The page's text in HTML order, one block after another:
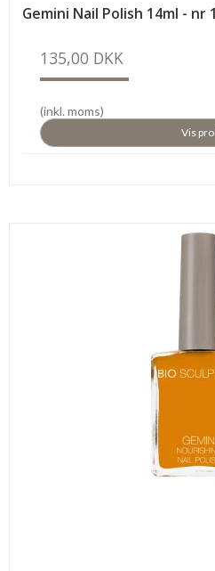
Gemini Nail Polish 14ml - nr
135,00 DKK
(inkl. moms)
Vis